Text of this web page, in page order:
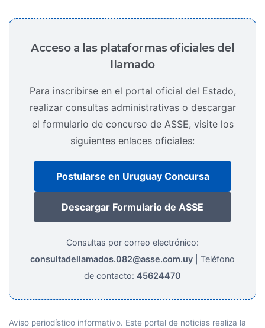
Acceso a las plataformas oficiales del
llamado
Para inscribirse en el portal oficial del Estado,
realizar consultas administrativas o descargar
el formulario de concurso de ASSE, visite los
siguientes enlaces oficiales:
Postularse en Uruguay Concursa
Descargar Formulario de ASSE
Consultas por correo electrónico:
consultadellamados.082@asse.com.uy | Teléfono
de contacto: 45624470
Aviso periodístico informativo. Este portal de noticias realiza la